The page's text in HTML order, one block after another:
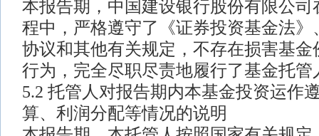
本报告期，中国建设银行股份有限公司
程中，严格遵守了《证券投资基金法》
协议和其他有关规定，不存在损害基金
行为，完全尽职尽责地履行了基金托管
5.2 托管人对报告期内本基金投资运作
算、利润分配等情况的说明